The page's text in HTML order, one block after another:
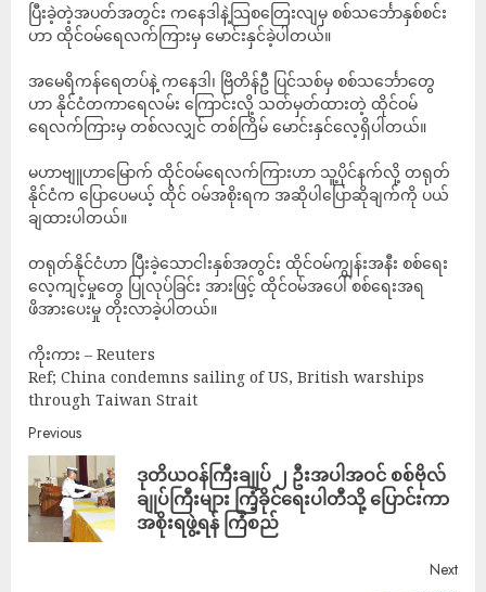
ပြီးခဲ့တဲ့အပတ်အတွင်း ကနေဒါနဲ့သြစတြေးလျမှ စစ်သင်္ဘောနှစ်စင်း
ဟာ ထိုင်ဝမ်ရေလက်ကြားမှ မောင်းနှင်ခဲ့ပါတယ်။
အမေရိကန်ရေတပ်နဲ့ ကနေဒါ၊ ဗြိတိန်ဦ ပြင်သစ်မှ စစ်သင်္ဘောတွေ
ဟာ နိုင်ငံတကာရေလမ်း ကြောင်းလို့ သတ်မှတ်ထားတဲ့ ထိုင်ဝမ်
ရေလက်ကြားမှ တစ်လလျှင် တစ်ကြိမ် မောင်းနှင်လေ့ရှိပါတယ်။
မဟာဗျူဟာမြောက် ထိုင်ဝမ်ရေလက်ကြားဟာ သူ့ပိုင်နက်လို့ တရုတ်
နိုင်ငံက ပြောပေမယ့် ထိုင် ဝမ်အစိုးရက အဆိုပါပြောဆိုချက်ကို ပယ်
ချထားပါတယ်။
တရုတ်နိုင်ငံဟာ ပြီးခဲ့သောငါးနှစ်အတွင်း ထိုင်ဝမ်ကျွန်းအနီး စစ်ရေး
လေ့ကျင့်မှုတွေ ပြုလုပ်ခြင်း အားဖြင့် ထိုင်ဝမ်အပေါ် စစ်ရေးအရ
ဖိအားပေးမှု တိုးလာခဲ့ပါတယ်။
ကိုးကား – Reuters
Ref; China condemns sailing of US, British warships
through Taiwan Strait
Previous
ဒုတိယဝန်ကြီးချုပ် ၂ ဦးအပါအဝင် စစ်ဗိုလ်
ချုပ်ကြီးများ ကြံ့ခိုင်ရေးပါတီသို့ ပြောင်းကာ
အစိုးရဖွဲ့ရန် ကြံစည်
Next